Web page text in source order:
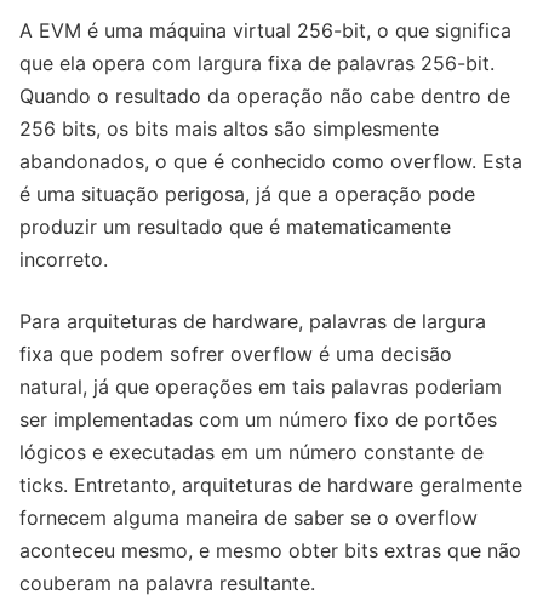
A EVM é uma máquina virtual 256-bit, o que significa
que ela opera com largura fixa de palavras 256-bit.
Quando o resultado da operação não cabe dentro de
256 bits, os bits mais altos são simplesmente
abandonados, o que é conhecido como overflow. Esta
é uma situação perigosa, já que a operação pode
produzir um resultado que é matematicamente
incorreto.
Para arquiteturas de hardware, palavras de largura
fixa que podem sofrer overflow é uma decisão
natural, já que operações em tais palavras poderiam
ser implementadas com um número fixo de portões
lógicos e executadas em um número constante de
ticks. Entretanto, arquiteturas de hardware geralmente
fornecem alguma maneira de saber se o overflow
aconteceu mesmo, e mesmo obter bits extras que não
couberam na palavra resultante.